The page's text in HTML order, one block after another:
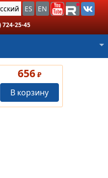
ES EN
724-25-45
656 ₽
В корзину